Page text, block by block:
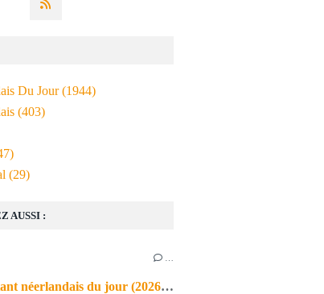
AUSSI :
de airco = l'instant néerlandais du jour (2026_06_03)
Du Jour(1944)
(403)
(29)